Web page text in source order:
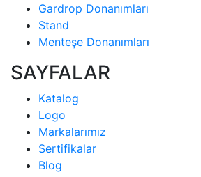
Gardrop Donanımları
Stand
Menteşe Donanımları
SAYFALAR
Katalog
Logo
Markalarımız
Sertifikalar
Blog